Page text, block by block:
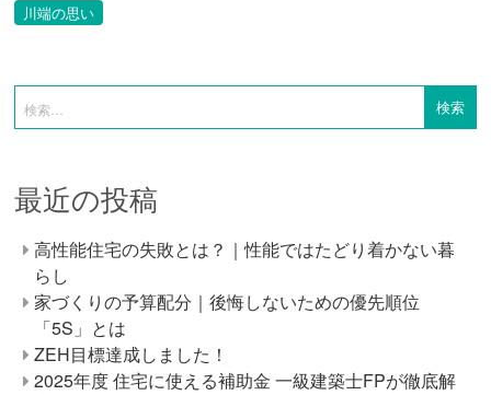
川端の思い
最近の投稿
高性能住宅の失敗とは？｜性能ではたどり着かない暮
らし
家づくりの予算配分｜後悔しないための優先順位
「5S」とは
ZEH目標達成しました！
2025年度 住宅に使える補助金 一級建築士FPが徹底解